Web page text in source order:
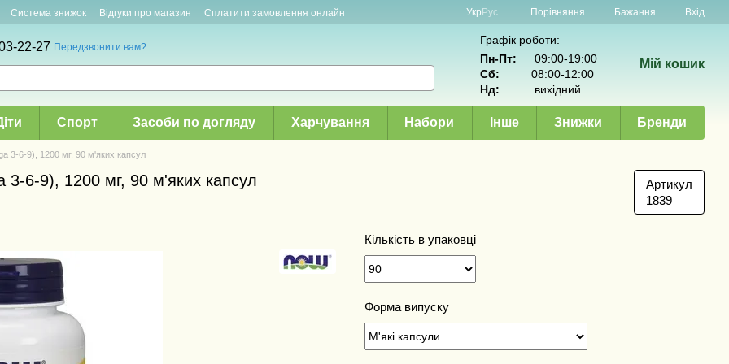
Система знижок Відгуки про магазин
Сплатити замовлення онлайн
Укр Рус Порівняння Бажання Вхід
22-27 Передзвонити вам?
Графік роботи:
Пн-Пт:
09:00-19:00
Сб:
08:00-12:00
Нд:
вихідний
Мій кошик
Спорт Засоби по догляду Харчування Набори Інше Знижки Бренди
3-6-9), 1200 мг, 90 м'яких капсул
6-9), 1200 мг, 90 м'яких капсул
Артикул
1839
Кількість в упаковці
Форма випуску